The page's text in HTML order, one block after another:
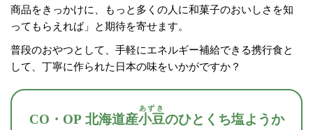
商品をきっかけに、もっと多くの人に和菓子のおいしさを知
ってもらえれば」と期待を寄せます。
普段のおやつとして、手軽にエネルギー補給できる携行食と
して、丁寧に作られた日本の味をいかがですか？
CO・OP 北海道産小豆
あずき
のひとくち塩ようか